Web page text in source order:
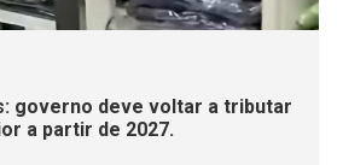
governo deve voltar a tributar
a partir de 2027.